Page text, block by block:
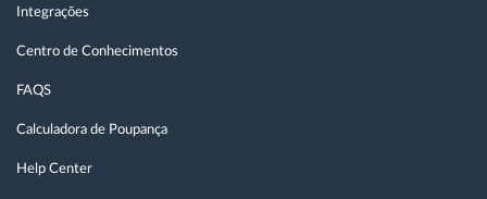
Integrações
Centro de Conhecimentos
FAQS
Calculadora de Poupança
Help Center